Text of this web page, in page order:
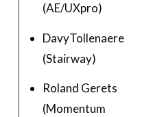
(AE/UXpro)
DavyTollenaere
(Stairway)
Roland Gerets
(Momentum